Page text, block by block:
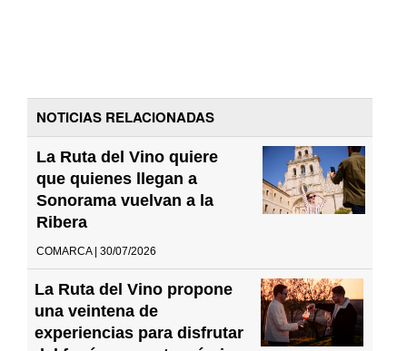
NOTICIAS RELACIONADAS
La Ruta del Vino quiere
que quienes llegan a
Sonorama vuelvan a la
Ribera
COMARCA | 30/07/2026
La Ruta del Vino propone
una veintena de
experiencias para disfrutar